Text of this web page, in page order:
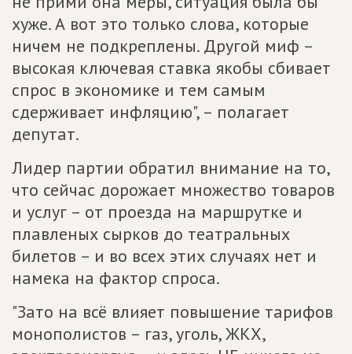
хуже. А вот это только слова, которые
ничем не подкреплены. Другой миф –
высокая ключевая ставка якобы сбивает
спрос в экономике и тем самым
сдерживает инфляцию", – полагает
депутат.
Лидер партии обратил внимание на то,
что сейчас дорожает множество товаров
и услуг – от проезда на маршрутке и
плавленых сырков до театральных
билетов – и во всех этих случаях нет и
намека на фактор спроса.
"Зато на всё влияет повышение тарифов
монополистов – газ, уголь, ЖКХ,